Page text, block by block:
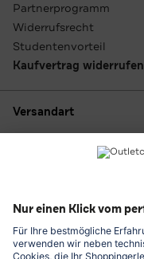
Partnerprogramm
Widerrufsrecht
Studentenvorteil
Kaufvertrag widerrufen
Versandart